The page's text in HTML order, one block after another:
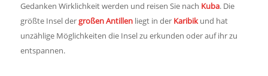
Gedanken Wirklichkeit werden und reisen Sie nach Kuba. Die
größte Insel dergroßen Antillenliegt in der Karibikund hat
unzählige Möglichkeiten die Insel zu erkunden oder auf ihr zu
entspannen.